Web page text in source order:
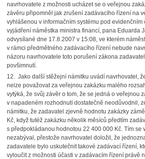
navrhovatele z možnosti ucházet se o veřejnou
závěru připomněl jak zrušení zadávacího řízení na
vyhlášenou v informačním systému pod evidenčním
vyjádření náměstka ministra financí, pana Eduarda
odvysílané dne 17.8.2007 v 15:08, ve kterém
v rámci předmětného zadávacího řízení nebude
názoru navrhovatele toto porušení zákona
povšimnutí.
12. Jako další stěžejní námitku uvádí navrhovatel,
nelze považovat za veřejnou zakázku malého
vytýká, že svůj závěr o tom, že se jedná o veřejnou
v napadeném rozhodnutí dostatečně neodůvodnil,
námitku, že zadavatel zjevně hodnotu zakázky
Kč, když tutéž zakázku několik měsíců předtím
s předpokládanou hodnotou 22 400 000 Kč. Tím se
nezabýval, přestože navrhovatel doložil, že
zadavatele bylo uskutečnit takové zadávací řízení,
vyloučit z možnosti účasti v zadávacím řízení právě